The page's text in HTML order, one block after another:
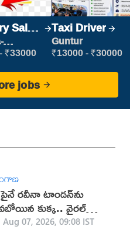
Sales
₹33000
Taxi Driver
Guntur
₹13000 - ₹30000
jobs
రవీనా టాండన్‌ను
కుక్క.. వైరల్
Aug 07, 2026, 09:08 IST